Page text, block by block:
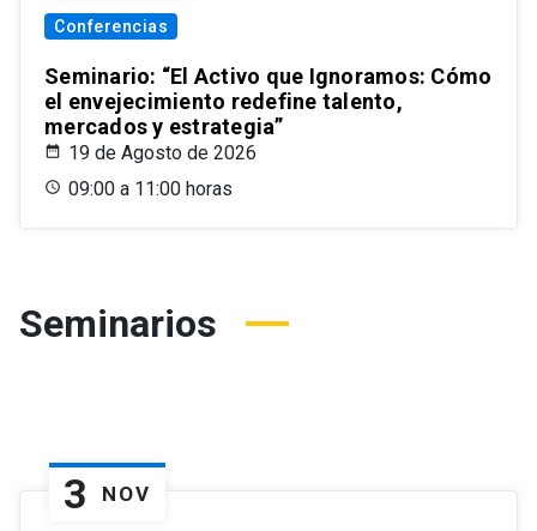
Conferencias
Seminario: “El Activo que Ignoramos: Cómo
el envejecimiento redefine talento,
mercados y estrategia”
19 de Agosto de 2026
09:00 a 11:00 horas
Seminarios
3 NOV